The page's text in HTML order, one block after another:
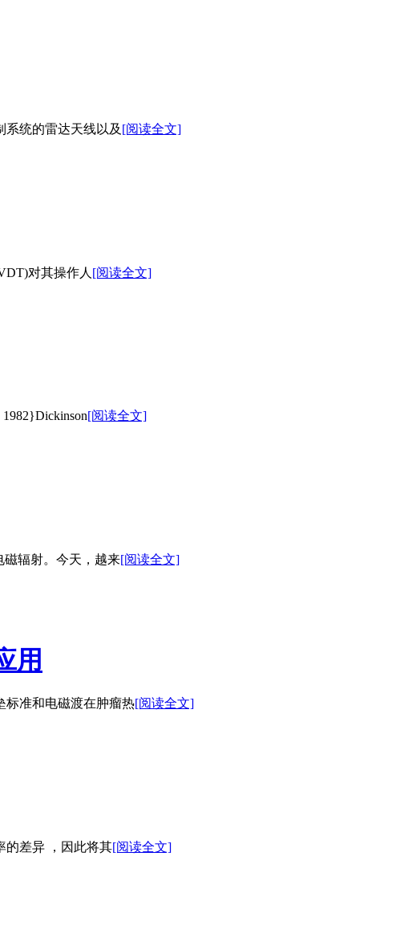
统的雷达天线以及 [阅读全文]
对其操作人 [阅读全文]
[阅读全文]
磁辐射。今天，越来[阅读全文]
用
标准和电磁渡在肿瘤热[阅读全文]
的差异 ，因此将其[阅读全文]